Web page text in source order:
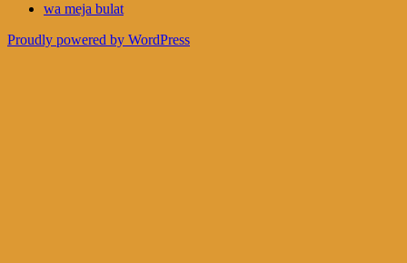
wa meja bulat
Proudly powered by WordPress